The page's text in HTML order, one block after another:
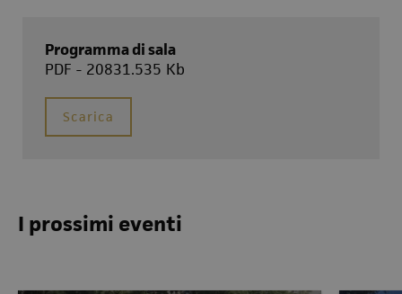
Programma di sala
PDF - 20831.535 Kb
Scarica
I prossimi eventi